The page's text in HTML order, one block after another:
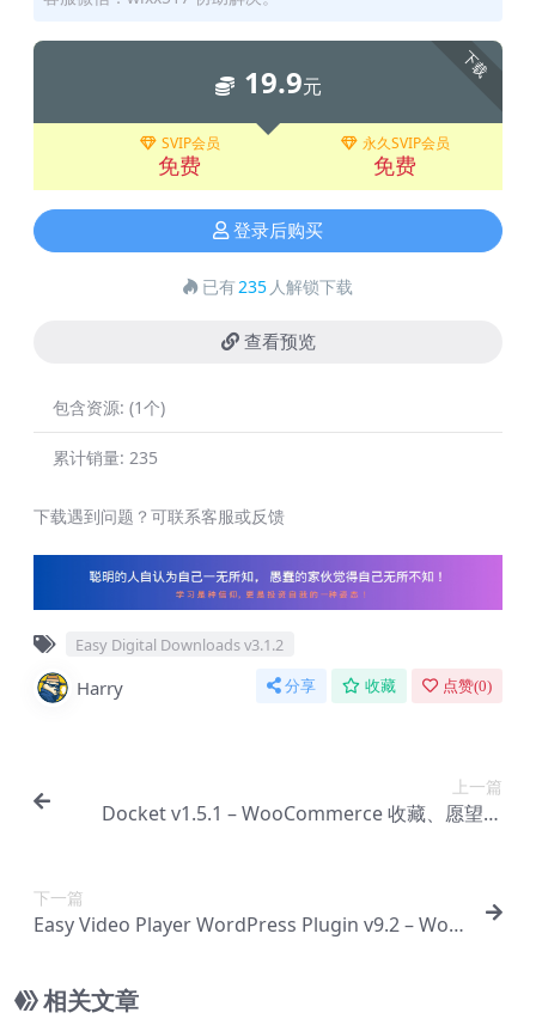
下载
19.9元
SVIP会员
免费
永久SVIP会员
免费
登录后购买
已有235 人解锁下载
查看预览
包含资源: (1个)
累计销量: 235
下载遇到问题？可联系客服或反馈
Easy Digital Downloads v3.1.2
Harry 分享 收藏 点赞(0)
上一篇
Docket v1.5.1 – WooCommerce 收藏、愿望清
下一篇
Easy Video Player WordPress Plugin v9.2 – Wor
相关文章